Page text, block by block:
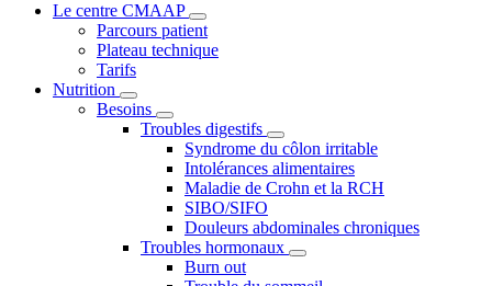
Le centre CMAAP
Parcours patient
Plateau technique
Tarifs
Nutrition
Besoins
Troubles digestifs
Syndrome du côlon irritable
Intolérances alimentaires
Maladie de Crohn et la RCH
SIBO/SIFO
Douleurs abdominales chroniques
Troubles hormonaux
Burn out